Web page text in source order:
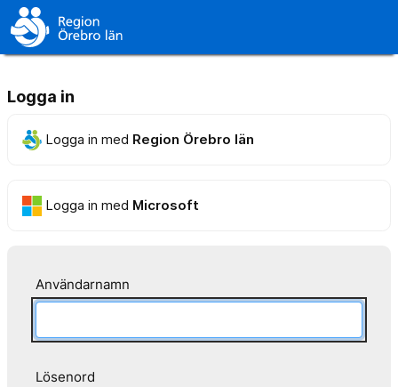
Logga in
Logga in med Region Örebro län
Logga in med Microsoft
Användarnamn
Lösenord